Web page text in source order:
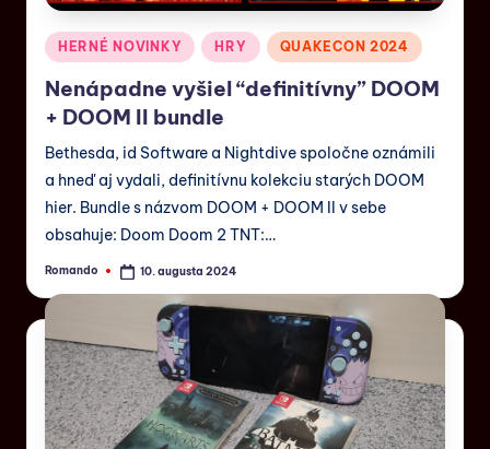
HERNÉ NOVINKY HRY QUAKECON 2024
Nenápadne vyšiel “definitívny” DOOM
+ DOOM II bundle
Bethesda, id Software a Nightdive spoločne oznámili
a hneď aj vydali, definitívnu kolekciu starých DOOM
hier. Bundle s názvom DOOM + DOOM II v sebe
obsahuje: Doom Doom 2 TNT:…
Romando 10. augusta 2024